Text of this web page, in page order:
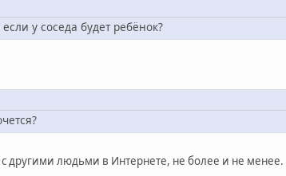
у соседа будет ребёнок?
другими людьми в Интернете, не более и не менее.